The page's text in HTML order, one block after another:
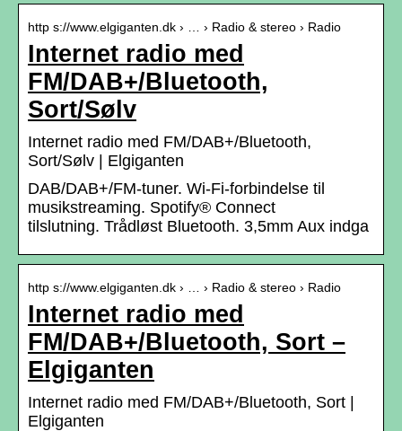
http s://www.elgiganten.dk › … › Radio & stereo › Radio
Internet radio med
FM/DAB+/Bluetooth,
Sort/Sølv
Internet radio med FM/DAB+/Bluetooth,
Sort/Sølv | Elgiganten
DAB/DAB+/FM-tuner. Wi-Fi-forbindelse til
musikstreaming. Spotify® Connect
tilslutning. Trådløst Bluetooth. 3,5mm Aux indga
http s://www.elgiganten.dk › … › Radio & stereo › Radio
Internet radio med
FM/DAB+/Bluetooth, Sort –
Elgiganten
Internet radio med FM/DAB+/Bluetooth, Sort |
Elgiganten